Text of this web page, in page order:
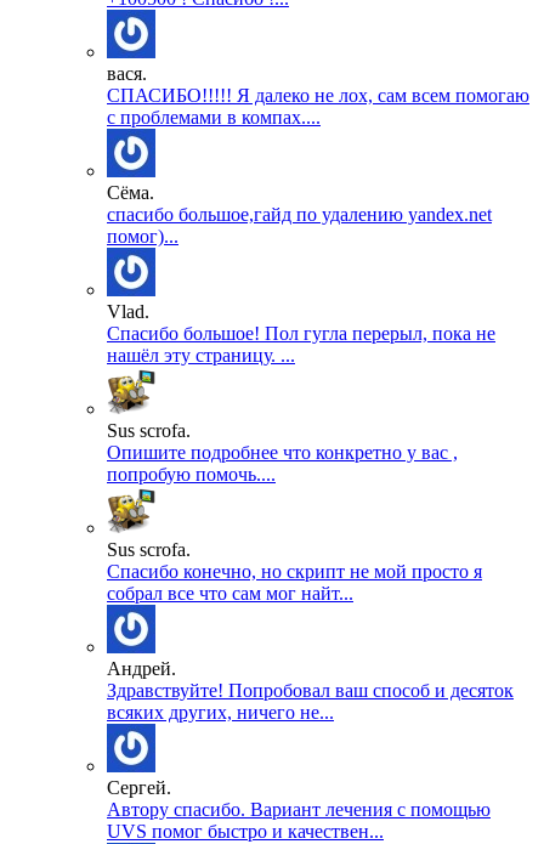
вася.
СПАСИБО!!!!! Я далеко не лох, сам всем помогаю
с проблемами в компах....
Сёма.
спасибо большое,гайд по удалению yandex.net
помог)...
Vlad.
Спасибо большое! Пол гугла перерыл, пока не
нашёл эту страницу. ...
Sus scrofa.
Опишите подробнее что конкретно у вас ,
попробую помочь....
Sus scrofa.
Спасибо конечно, но скрипт не мой просто я
собрал все что сам мог найт...
Андрей.
Здравствуйте! Попробовал ваш способ и десяток
всяких других, ничего не...
Сергей.
Автору спасибо. Вариант лечения с помощью
UVS помог быстро и качествен...